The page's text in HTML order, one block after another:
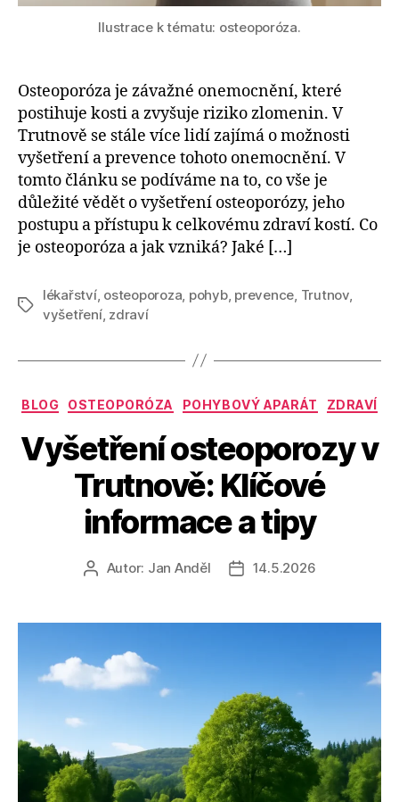
Ilustrace k tématu: osteoporóza.
Osteoporóza je závažné onemocnění, které
postihuje kosti a zvyšuje riziko zlomenin. V
Trutnově se stále více lidí zajímá o možnosti
vyšetření a prevence tohoto onemocnění. V
tomto článku se podíváme na to, co vše je
důležité vědět o vyšetření osteoporózy, jeho
postupu a přístupu k celkovému zdraví kostí. Co
je osteoporóza a jak vzniká? Jaké […]
Štítky
lékařství, osteoporoza, pohyb, prevence, Trutnov,
vyšetření, zdraví
Rubriky
BLOG OSTEOPORÓZA POHYBOVÝ APARÁT ZDRAVÍ
Vyšetření osteoporozy v
Trutnově: Klíčové
informace a tipy
AutorAutor: Jan Anděl
Datum
14.5.2026